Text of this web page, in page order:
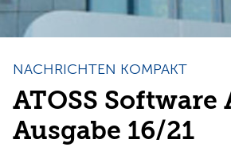
NACHRICHTEN KOMPAKT
ATOSS Software
Ausgabe 16/21